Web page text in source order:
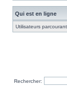
Qui est en ligne
Utilisateurs
Rechercher: